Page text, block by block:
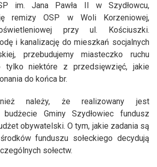
im. Jana Pawła II w Szydłowcu,
remizy OSP w Woli Korzeniowej,
przy ul. Kościuszki.
i kanalizację do mieszkań socjalnych
przebudujemy miasteczko ruchu
niektóre z przedsięwzięć, jakie
do końca br.
należy, że realizowany jest
Gminy Szydłowiec fundusz
obywatelski. O tym, jakie zadania są
funduszu sołeckiego decydują
sołectw.